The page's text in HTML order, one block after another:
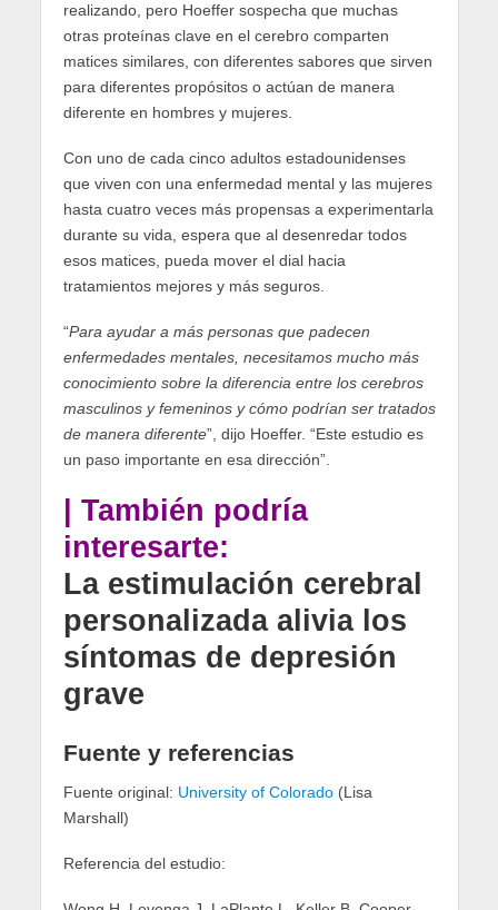
realizando, pero Hoeffer sospecha que muchas
otras proteínas clave en el cerebro comparten
matices similares, con diferentes sabores que sirven
para diferentes propósitos o actúan de manera
diferente en hombres y mujeres.
Con uno de cada cinco adultos estadounidenses
que viven con una enfermedad mental y las mujeres
hasta cuatro veces más propensas a experimentarla
durante su vida, espera que al desenredar todos
esos matices, pueda mover el dial hacia
tratamientos mejores y más seguros.
“Para ayudar a más personas que padecen
enfermedades mentales, necesitamos mucho más
conocimiento sobre la diferencia entre los cerebros
masculinos y femeninos y cómo podrían ser tratados
de manera diferente”, dijo Hoeffer. “Este estudio es
un paso importante en esa dirección”.
| También podría
interesarte:
La estimulación cerebral
personalizada alivia los
síntomas de depresión
grave
Fuente y referencias
Fuente original: University of Colorado(Lisa
Marshall)
Referencia del estudio: